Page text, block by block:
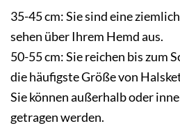
35-45 cm: Sie sind eine
sehen über Ihrem Hemd aus.
50-55 cm: Sie reichen bis zum
die häufigste Größe von
Sie können außerhalb oder
getragen werden.